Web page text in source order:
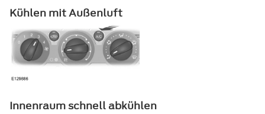
Kühlen mit Außenluft
Innenraum schnell abkühlen